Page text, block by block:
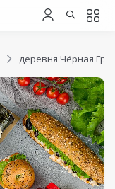
деревня Чёрная